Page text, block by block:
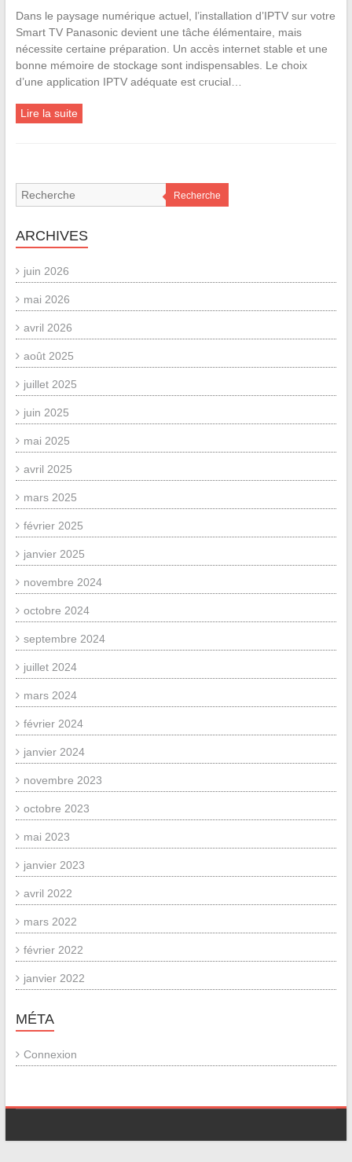
Dans le paysage numérique actuel, l’installation d’IPTV sur votre
Smart TV Panasonic devient une tâche élémentaire, mais
nécessite certaine préparation. Un accès internet stable et une
bonne mémoire de stockage sont indispensables. Le choix
d’une application IPTV adéquate est crucial…
Lire la suite
Recherche
ARCHIVES
juin 2026
mai 2026
avril 2026
août 2025
juillet 2025
juin 2025
mai 2025
avril 2025
mars 2025
février 2025
janvier 2025
novembre 2024
octobre 2024
septembre 2024
juillet 2024
mars 2024
février 2024
janvier 2024
novembre 2023
octobre 2023
mai 2023
janvier 2023
avril 2022
mars 2022
février 2022
janvier 2022
MÉTA
Connexion